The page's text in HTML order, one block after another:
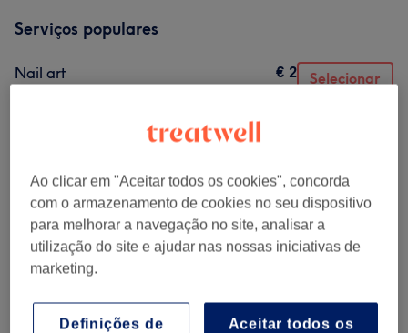
Serviços populares
Nail art
€ 2 Selecionar
Remoção de unhas
20 minsMostrar Detalhes
€ 10 Selecionar
Manutenção unhas de gel
1 hr 30 mins
Mostrar Detalhes
€ 20 Selecionar
1 hr 30 mins
Mostrar Detalhes
Ao clicar em "Aceitar todos os cookies", concorda
com o armazenamento de cookies no seu dispositivo
para melhorar a navegação no site, analisar a
utilização do site e ajudar nas nossas iniciativas de
marketing.
Aceitar todos os
Definições de